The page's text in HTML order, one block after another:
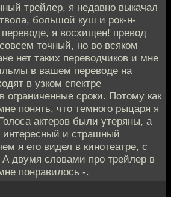
трейлер, я недавно выкачал
большой куш и рок-н-
я восхищен! превод
точный, но во всяком
нет таких переводчиков и мне
в вашем переводе на
в узком спектре
ограниченные сроки. Потому как
понять, что темного рыцаря я
актеров были утеряны, а
интересный и страшный
я его видел в кинотеатре, с
двумя словами про трейлер в
понравилось -.